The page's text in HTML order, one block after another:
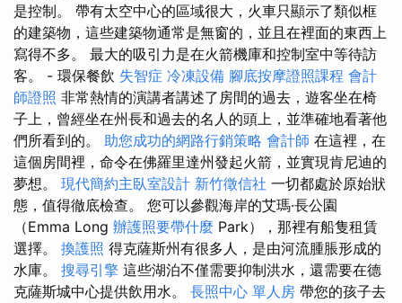
是控制。 帶有太空中心的區域很大，火車只顯示了類似框
的建築物，這些建築物通常是無窗的，並且在裡面的東西上
寫得不多。 最大的吸引力是在火箭機庫和控制室中等待訪
客。 - 環保餐飲 失智症 冷凍設備 腳底按摩證照課程 會計
師證照 非常熱情的演講者講述了房間的過去，遊客坐在椅
子上，曾經坐在州長和過去的名人的頭上，並準確地看著他
們所看到的。 助您成功的網路行銷策略 會計師 在這裡，在
這個房間裡，命令在佛羅里達州發起火箭，並實現肯尼迪的
夢想。 現代簡約主臥室設計 新竹徵信社 一切都處於原始狀
態，值得徹底檢查。 您可以參觀海岸的艾瑪·長公園
（Emma Long 辦護照要帶什麼 Park），那裡有船隻租賃
選擇。 換護照 得克薩斯州有很多人，是由河流腫脹形成的
水庫。 搜尋引擎 這些湖泊不僅需要抑制洪水，還需要在德
克薩斯城中心提供飲用水。 長照中心 單人房 帶您的孩子去